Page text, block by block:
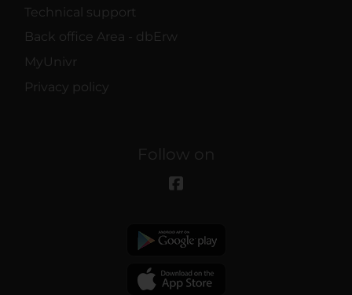
Technical support
Back office Area - dbErw
MyUnivr
Privacy policy
Follow on